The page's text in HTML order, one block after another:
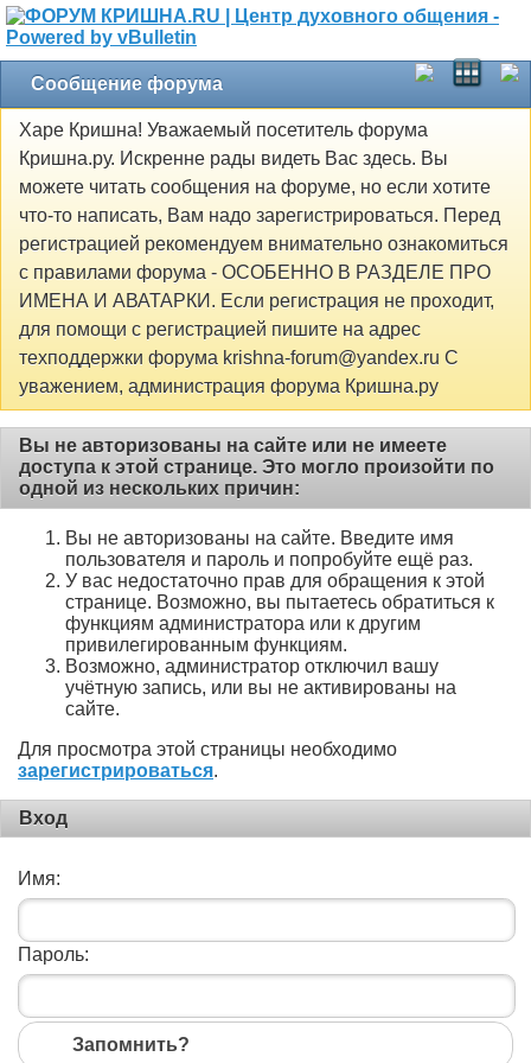
Сообщение форума
Харе Кришна! Уважаемый посетитель форума
Кришна.ру. Искренне рады видеть Вас здесь. Вы
можете читать сообщения на форуме, но если хотите
что-то написать, Вам надо зарегистрироваться. Перед
регистрацией рекомендуем внимательно ознакомиться
с правилами форума - ОСОБЕННО В РАЗДЕЛЕ ПРО
ИМЕНА И АВАТАРКИ. Если регистрация не проходит,
для помощи с регистрацией пишите на адрес
техподдержки форума krishna-forum@yandex.ru С
уважением, администрация форума Кришна.ру
Вы не авторизованы на сайте или не имеете
доступа к этой странице. Это могло произойти по
одной из нескольких причин:
Вы не авторизованы на сайте. Введите имя
пользователя и пароль и попробуйте ещё раз.
У вас недостаточно прав для обращения к этой
странице. Возможно, вы пытаетесь обратиться к
функциям администратора или к другим
привилегированным функциям.
Возможно, администратор отключил вашу
учётную запись, или вы не активированы на
сайте.
Для просмотра этой страницы необходимо
зарегистрироваться.
Вход
Имя:
Пароль:
Запомнить?